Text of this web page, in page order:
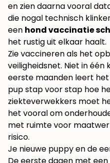
en zien daarna vooral
die nogal technisch
een hond vaccinatie
het rustig uit elkaar haalt.
Zie vaccineren als het
veiligheidsnet. Niet in één
eerste maanden leert
pup stap voor stap hoe
ziekteverwekkers moet
het vooral om
met ruimte voor
risico.
Je nieuwe puppy en de